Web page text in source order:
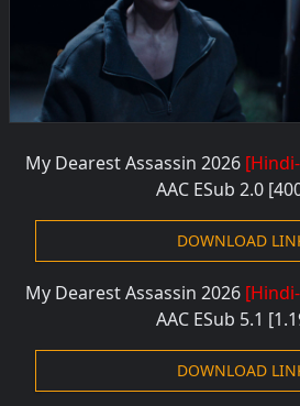
My Dearest Assassin 2026
AAC ESub 2.0
DOWNLOAD
My Dearest Assassin 2026
AAC ESub 5.1
DOWNLOAD